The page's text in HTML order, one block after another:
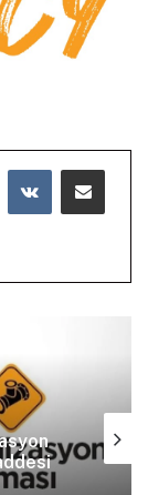
VKontakteE-Posta ile paylaş